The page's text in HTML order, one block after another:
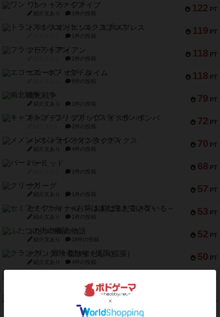
122 PT
ワン・トゥ・ファイブ
紹介文あり 1件の投稿
119 PT
トランスオリエント・エクスプレス
1件の投稿
118 PT
フラットアイアン
2件の投稿
118 PT
エコーズ・オブ・タイム
8件の投稿
79 PT
南北戦争
紹介文あり 1件の投稿
72 PT
キャプテン・フリップ：イスラ・ボンバ
2件の投稿
70 PT
メメントオンラインタクティクス
紹介文あり 4件の投稿
68 PT
パーミッド
1件の投稿
57 PT
クリーグ
紹介文あり 1件の投稿
53 PT
セミファイナル ～お前はまだ生きている～
紹介文あり 1件の投稿
52 PT
ふたつの街の物語
紹介文あり 18件の投稿
50 PT
クランク! ：冒険者たち（拡張）
紹介文あり 4件の投稿
PT
1件の投稿
PT
スターマイン・ラミー ポケット
2件の投稿